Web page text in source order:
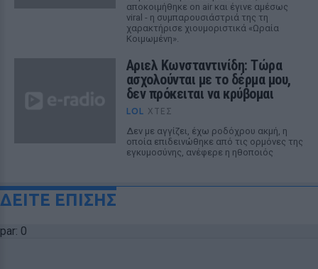
αποκοιμήθηκε on air και έγινε αμέσως
viral - η συμπαρουσιάστριά της τη
χαρακτήρισε χιουμοριστικά «Ωραία
Κοιμωμένη».
Αριελ Κωνσταντινίδη: Τώρα
ασχολούνται με το δέρμα μου,
δεν πρόκειται να κρύβομαι
LOL ΧΤΕΣ
Δεν με αγγίζει, έχω ροδόχρου ακμή, η
οποία επιδεινώθηκε από τις ορμόνες της
εγκυμοσύνης, ανέφερε η ηθοποιός
ΔΕΙΤΕ ΕΠΙΣΗΣ
par: 0